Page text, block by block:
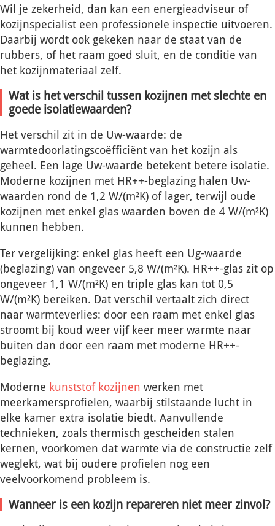
Wil je zekerheid, dan kan een energieadviseur of
kozijnspecialist een professionele inspectie uitvoeren.
Daarbij wordt ook gekeken naar de staat van de
rubbers, of het raam goed sluit, en de conditie van
het kozijnmateriaal zelf.
Wat is het verschil tussen kozijnen met slechte en
goede isolatiewaarden?
Het verschil zit in de Uw-waarde: de
warmtedoorlatingscoëfficiënt van het kozijn als
geheel. Een lage Uw-waarde betekent betere isolatie.
Moderne kozijnen met HR++-beglazing halen Uw-
waarden rond de 1,2 W/(m²K) of lager, terwijl oude
kozijnen met enkel glas waarden boven de 4 W/(m²K)
kunnen hebben.
Ter vergelijking: enkel glas heeft een Ug-waarde
(beglazing) van ongeveer 5,8 W/(m²K). HR++-glas zit op
ongeveer 1,1 W/(m²K) en triple glas kan tot 0,5
W/(m²K) bereiken. Dat verschil vertaalt zich direct
naar warmteverlies: door een raam met enkel glas
stroomt bij koud weer vijf keer meer warmte naar
buiten dan door een raam met moderne HR++-
beglazing.
Moderne kunststof kozijnen werken met
meerkamersprofielen, waarbij stilstaande lucht in
elke kamer extra isolatie biedt. Aanvullende
technieken, zoals thermisch gescheiden stalen
kernen, voorkomen dat warmte via de constructie zelf
weglekt, wat bij oudere profielen nog een
veelvoorkomend probleem is.
Wanneer is een kozijn repareren niet meer zinvol?